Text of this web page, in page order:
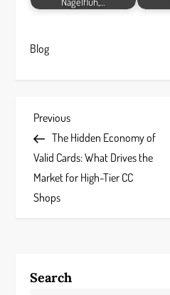
Blog
P
o
s
a
Previous
Post
Previous
The Hidden Economy of
Valid Cards: What Drives the
Market for High-Tier CC
Shops
Search